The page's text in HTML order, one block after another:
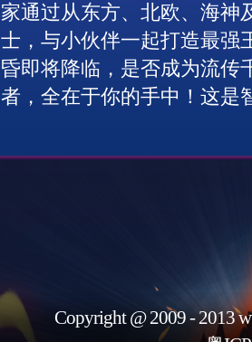
家通过从东方、北欧、海神
士，与小伙伴一起打造最强
昏即将降临，是否成为流传
者，全在于你的手中！这是
Copyright @ 2009 - 2013